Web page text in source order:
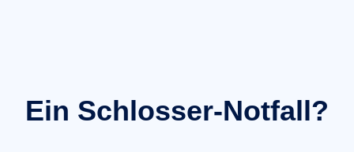
Ein Schlosser-Notfall?